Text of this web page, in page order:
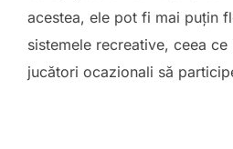
acestea, ele pot fi mai puțin
sistemele recreative, ceea
jucători ocazionali să